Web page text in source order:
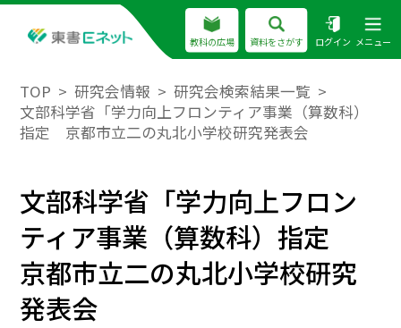
教科の広場 資料をさがす ログイン メニュー
TOP 研究会情報
研究会検索結果一覧
文部科学省「学力向上フロンティア事業（算数科）
指定 京都市立二の丸北小学校研究発表会
文部科学省「学力向上フロン
ティア事業（算数科）指定
京都市立二の丸北小学校研究
発表会